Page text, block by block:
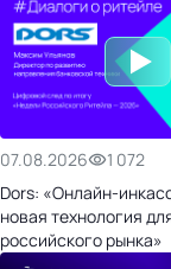
07.08.2026
1 072
Dors: «Онлайн-
новая технология
российского рынка»